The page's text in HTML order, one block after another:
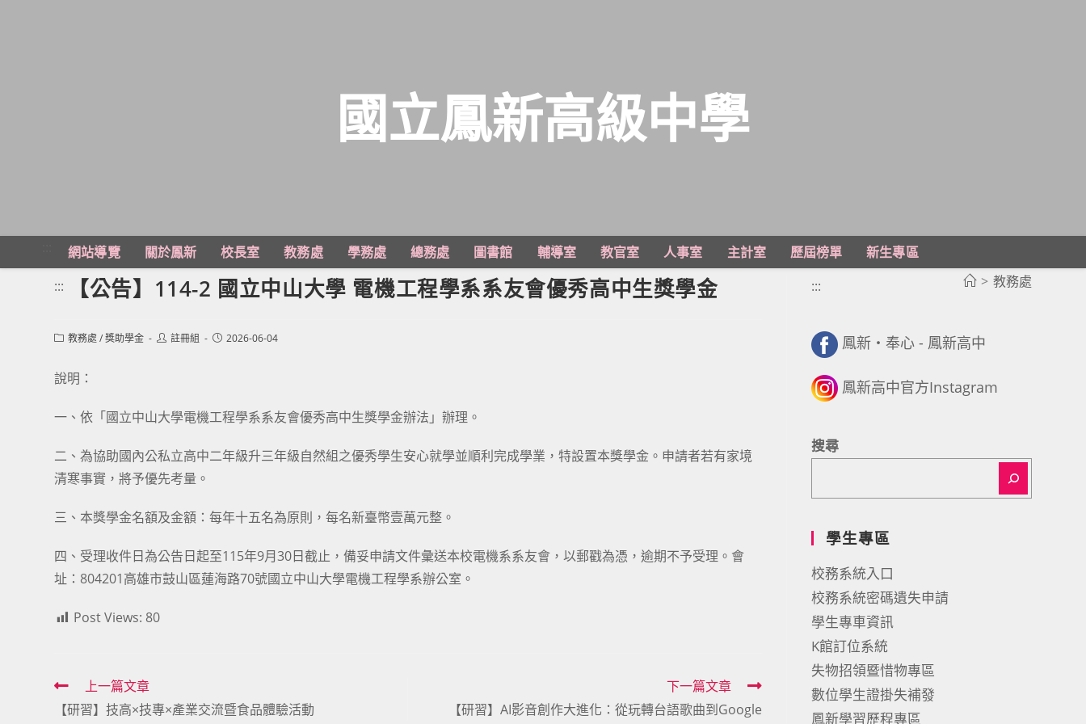
主
國立鳳新高級中學
網站導覽 關於鳳新 校長室 教務處 學務處 總務處 圖書館 輔導室 教官室 人事室 主計室 歷屆榜單
新生專區
> 教務處
::: 【公告】114-2 國立中山大學 電機工程學系系友會優秀高中生獎學金
Post教務處 /獎助學金
Post註冊組
Post2026-06-04
說明：
一、依「國立中山大學電機工程學系系友會優秀高中生獎學金辦法」辦理。
二、為協助國內公私立高中二年級升三年級自然組之優秀學生安心就學並順利完成學業，特設置本獎學金。申請者若有家境
清寒事實，將予優先考量。
三、本獎學金名額及金額：每年十五名為原則，每名新臺幣壹萬元整。
四、受理收件日為公告日起至115年9月30日截止，備妥申請文件彙送本校電機系系友會，以郵戳為憑，逾期不予受理。會
址：804201高雄市鼓山區蓮海路70號國立中山大學電機工程學系辦公室。
Post Views: 80
Read
more
上一篇文章
【研習】技高×技專×產業交流暨食品體驗活動
下一篇文章
【研習】AI影音創作大進化：從玩轉台語歌曲到Google
:::
鳳新・奉心 - 鳳新高中
鳳新高中官方Instagram
搜尋
學生專區
校務系統入口
校務系統密碼遺失申請
學生專車資訊
K館訂位系統
失物招領暨惜物專區
數位學生證掛失補發
鳳新學習歷程專區